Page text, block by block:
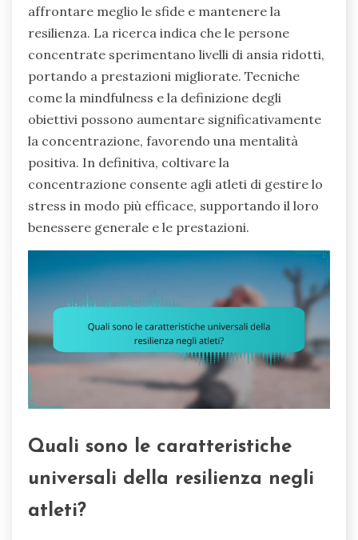
affrontare meglio le sfide e mantenere la
resilienza. La ricerca indica che le persone
concentrate sperimentano livelli di ansia ridotti,
portando a prestazioni migliorate. Tecniche
come la mindfulness e la definizione degli
obiettivi possono aumentare significativamente
la concentrazione, favorendo una mentalità
positiva. In definitiva, coltivare la
concentrazione consente agli atleti di gestire lo
stress in modo più efficace, supportando il loro
benessere generale e le prestazioni.
Quali sono le caratteristiche
universali della resilienza negli
atleti?